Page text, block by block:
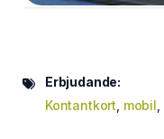
Erbjudande:
Kontantkort mobil